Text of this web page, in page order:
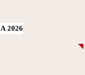
2026